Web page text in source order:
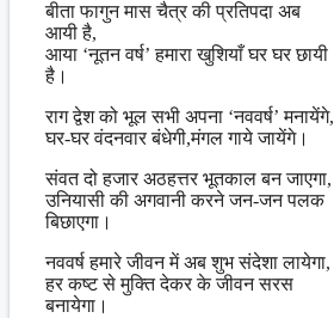
बीता फागुन मास चैत्र की प्रतिपदा अब
आयी है,
आया ‘नूतन वर्ष’ हमारा खुशियाँ घर घर छायी
है।
राग द्वेश को भूल सभी अपना ‘नववर्ष’ मनायेंगे,
घर-घर वंदनवार बंधेगी,मंगल गाये जायेंगे।
संवत दो हजार अठहत्तर भूतकाल बन जाएगा,
उनियासी की अगवानी करने जन-जन पलक
बिछाएगा।
नववर्ष हमारे जीवन में अब शुभ संदेशा लायेगा,
हर कष्ट से मुक्ति देकर के जीवन सरस
बनायेगा।